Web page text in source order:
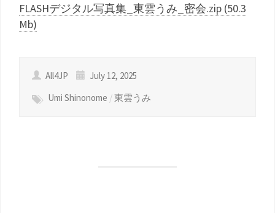
FLASHデジタル写真集_東雲うみ_密会.zip (50.3
Mb)
All4JP
July 12, 2025
Umi Shinonome /東雲うみ